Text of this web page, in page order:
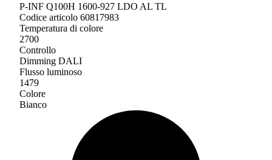
P-INF Q100H 1600-927 LDO AL TL
Codice articolo 60817983
Temperatura di colore
2700
Controllo
Dimming DALI
Flusso luminoso
1479
Colore
Bianco